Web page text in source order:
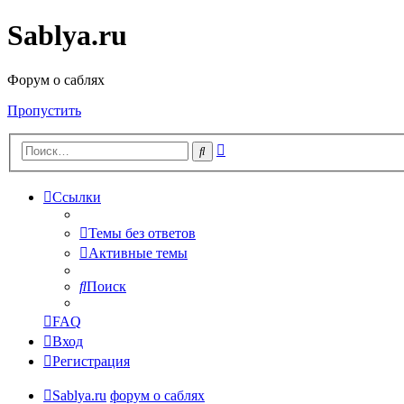
Sablya.ru
Форум о саблях
Пропустить
Поиск
Ссылки
Темы без ответов
Активные темы
Поиск
FAQ
Вход
Регистрация
Sablya.ru форум о саблях